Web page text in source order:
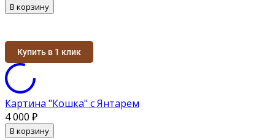
В корзину
Купить в 1 клик
Картина "Кошка" с Янтарем
4 000 ₽
В корзину